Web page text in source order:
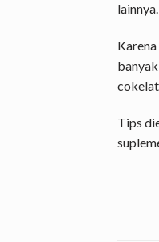
lainnya.
Tips